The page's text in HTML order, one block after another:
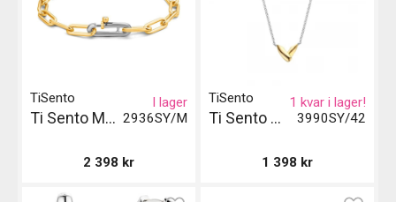
2936SY/M
TiSento
Ti Sento Milano Armband - Guld
I lager
2 398 kr
3990SY/42
TiSento
Ti Sento Milano Halsband
1 kvar i lager!
1 398 kr